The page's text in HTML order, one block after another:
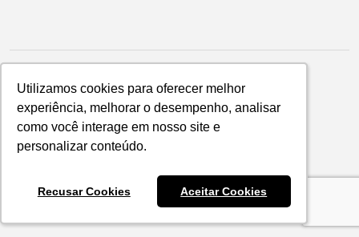
Utilizamos cookies para oferecer melhor
experiência, melhorar o desempenho, analisar
como você interage em nosso site e
personalizar conteúdo.
Recusar Cookies Aceitar Cookies
Utilizamos cookies para oferecer melhor
experiência, melhorar o desempenho, analisar
como você interage em nosso site e
personalizar conteúdo.
Recusar Cookies Aceitar Cookies
Política de Privacidade